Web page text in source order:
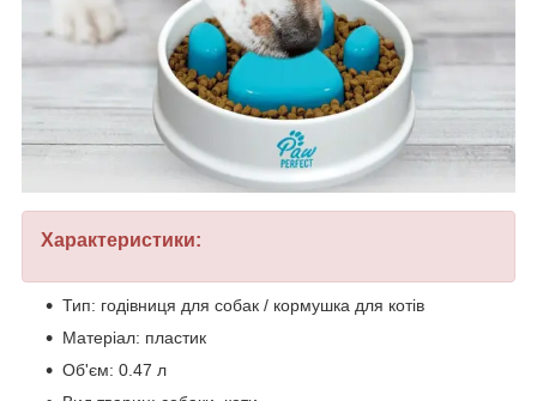
Характеристики:
Тип: годівниця для собак / кормушка для котів
Матеріал: пластик
Об'єм: 0.47 л